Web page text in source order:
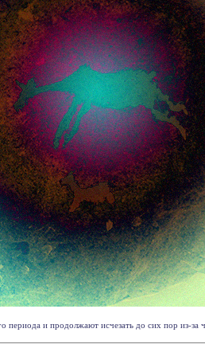
и продолжают исчезать до сих пор из-за